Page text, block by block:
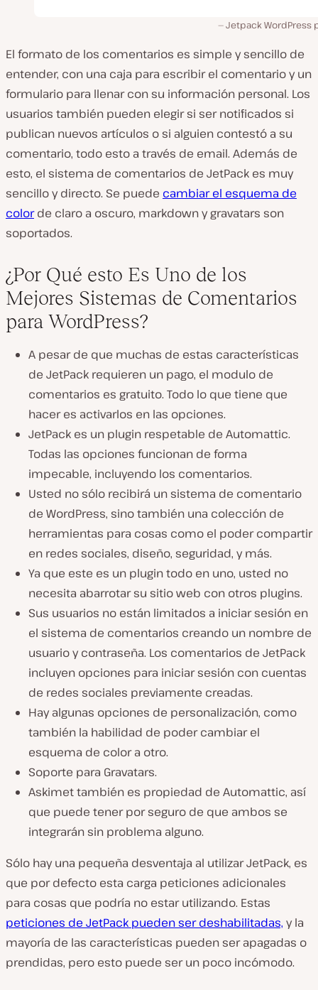
Jetpack WordPress
El formato de los comentarios es simple y sencillo de
entender, con una caja para escribir el comentario y un
formulario para llenar con su información personal. Los
usuarios también pueden elegir si ser notificados si
publican nuevos artículos o si alguien contestó a su
comentario, todo esto a través de email. Además de
esto, el sistema de comentarios de JetPack es muy
sencillo y directo. Se puede cambiar el esquema de
colorde claro a oscuro, markdown y gravatars son
soportados.
¿Por Qué esto Es Uno de los
Mejores Sistemas de Comentarios
para WordPress?
A pesar de que muchas de estas características
de JetPack requieren un pago, el modulo de
comentarios es gratuito. Todo lo que tiene que
hacer es activarlos en las opciones.
JetPack es un plugin respetable de Automattic.
Todas las opciones funcionan de forma
impecable, incluyendo los comentarios.
Usted no sólo recibirá un sistema de comentario
de WordPress, sino también una colección de
herramientas para cosas como el poder compartir
en redes sociales, diseño, seguridad, y más.
Ya que este es un plugin todo en uno, usted no
necesita abarrotar su sitio web con otros plugins.
Sus usuarios no están limitados a iniciar sesión en
el sistema de comentarios creando un nombre de
usuario y contraseña. Los comentarios de JetPack
incluyen opciones para iniciar sesión con cuentas
de redes sociales previamente creadas.
Hay algunas opciones de personalización, como
también la habilidad de poder cambiar el
esquema de color a otro.
Soporte para Gravatars.
Askimet también es propiedad de Automattic, así
que puede tener por seguro de que ambos se
integrarán sin problema alguno.
Sólo hay una pequeña desventaja al utilizar JetPack, es
que por defecto esta carga peticiones adicionales
para cosas que podría no estar utilizando. Estas
peticiones de JetPack pueden ser deshabilitadas, y la
mayoría de las características pueden ser apagadas o
prendidas, pero esto puede ser un poco incómodo.